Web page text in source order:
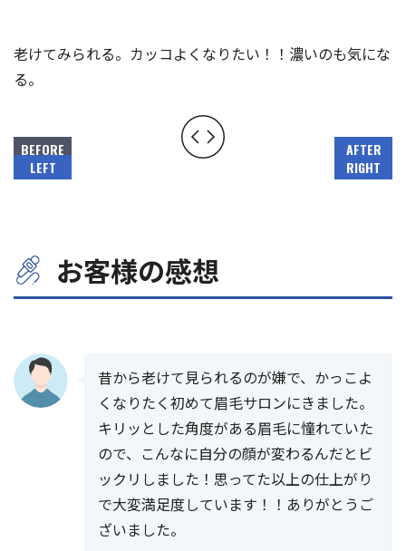
よくある質問
大阪堺筋本町店：06-6271-1150
受付時間 12：00～21：00（不定休）
老けてみられる。カッコよくなりたい！！濃いのも気にな
る。
お客様の感想
昔から老けて見られるのが嫌で、かっこよ
くなりたく初めて眉毛サロンにきました。
キリッとした角度がある眉毛に憧れていた
ので、こんなに自分の顔が変わるんだとビ
ックリしました！思ってた以上の仕上がり
で大変満足度しています！！ありがとうご
ざいました。